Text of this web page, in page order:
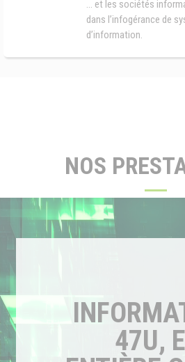
… et les sociétés
dans l’infogérance de
d’information.
NOS
47U,